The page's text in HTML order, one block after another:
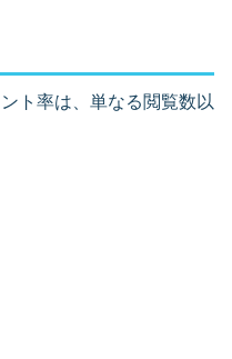
ト率は、単なる閲覧数以